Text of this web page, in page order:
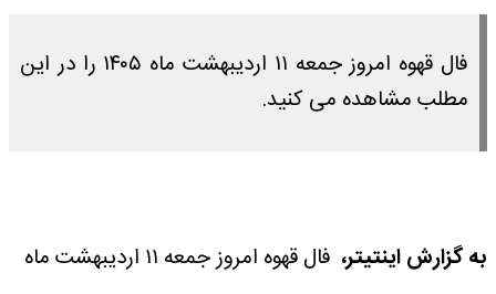
فال قهوه امروز جمعه ۱۱ اردیبهشت ماه ۱۴۰۵ را در این
مطلب مشاهده می کنید.
به گزارش اینتیتر،
فال قهوه امروز جمعه ۱۱ اردیبهشت ماه